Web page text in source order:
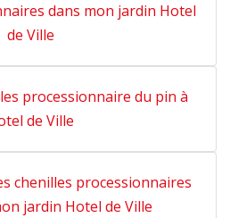
dans mon jardin Hotel
de Ville
processionnaire du pin à
de Ville
chenilles processionnaires
jardin Hotel de Ville